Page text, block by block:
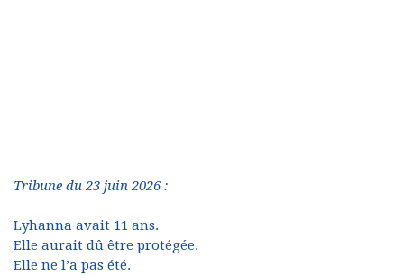
Tribune du 23 juin 2026 :
Lyhanna avait 11 ans.
Elle aurait dû être protégée.
Elle ne l’a pas été.